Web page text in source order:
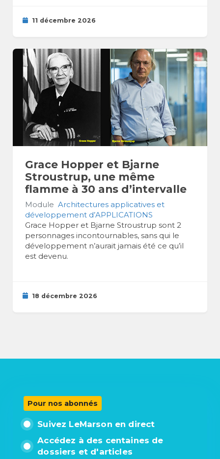
11 décembre 2026
Grace Hopper et Bjarne
Stroustrup, une même
flamme à 30 ans d’intervalle
Module Architectures applicatives et
développement d’APPLICATIONS
Grace Hopper et Bjarne Stroustrup sont 2
personnages incontournables, sans qui le
développement n’aurait jamais été ce qu’il
est devenu.
18 décembre 2026
Pour nos abonnés
Suivez LeMarson en direct
Accédez à des centaines de
dossiers et d'articles